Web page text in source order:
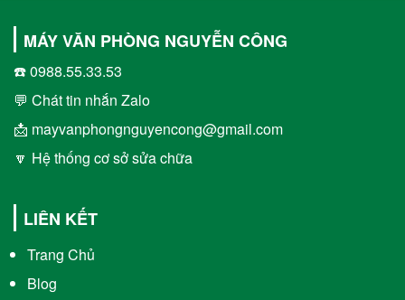
MÁY VĂN PHÒNG NGUYỄN CÔNG
☎️ 0988.55.33.53
💬 Chát tin nhắn Zalo
📩 mayvanphongnguyencong@gmail.com
🔽 Hệ thống cơ sở sửa chữa
LIÊN KẾT
Trang Chủ
Blog